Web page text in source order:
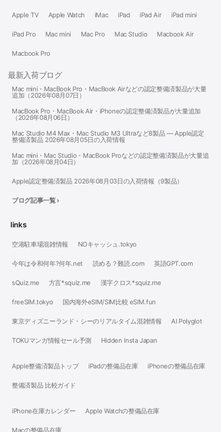
Apple TV Apple Watch iMac iPad iPad Air iPad mini
iPad Pro Mac mini Mac Pro Mac Studio Macbook Air
Macbook Pro
最新入荷ブログ
Mac mini・MacBook Pro・MacBook Airなどの認定整備済製品が大量
追加（2026年08月07日）
MacBook Pro・MacBook Air・iPhoneの認定整備済製品が大量追加
（2026年08月06日）
Mac Studio M4 Max・Mac Studio M3 Ultraなど8製品 — Apple認定
整備済製品 2026年08月05日の入荷情報
Mac mini・Mac Studio・MacBook Proなどの認定整備済製品が大量追
加（2026年08月04日）
Apple認定整備済製品 2026年08月03日の入荷情報（9製品）
ブログ記事一覧 ›
links
空港駐車場混雑情報 NOキャッシュ.tokyo
今年は令和何年?何年.net 読める？難読.com 英語GPT.com
sQuiz.me 方言*squiz.me 漢字クロス*squiz.me
freeSIM.tokyo 国内海外eSIM/SIM比較 eSIM.fun
東京ディズニーランド・シーのリアルタイム混雑情報 AI Polyglot
TOKUマンガ情報セール予測 Hidden Insta Japan
Apple整備済製品トップ iPadの整備品在庫 iPhoneの整備品在庫
整備済製品 比較ガイド
iPhone在庫カレンダー Apple Watchの整備品在庫
Macの整備品在庫